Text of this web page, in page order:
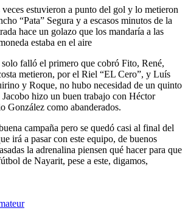
veces estuvieron a punto del gol y lo metieron
“Pata” Segura y a escasos minutos de la
hace un golazo que los mandaría a las
estaba en el aire
falló el primero que cobró Fito, René,
metieron, por el Riel “EL Cero”, y Luís
y Roque, no hubo necesidad de un quinto
hizo un buen trabajo con Héctor
González como abanderados.
campaña pero se quedó casi al final del
irá a pasar con este equipo, de buenos
la adrenalina piensen qué hacer para que
de Nayarit, pese a este, digamos,